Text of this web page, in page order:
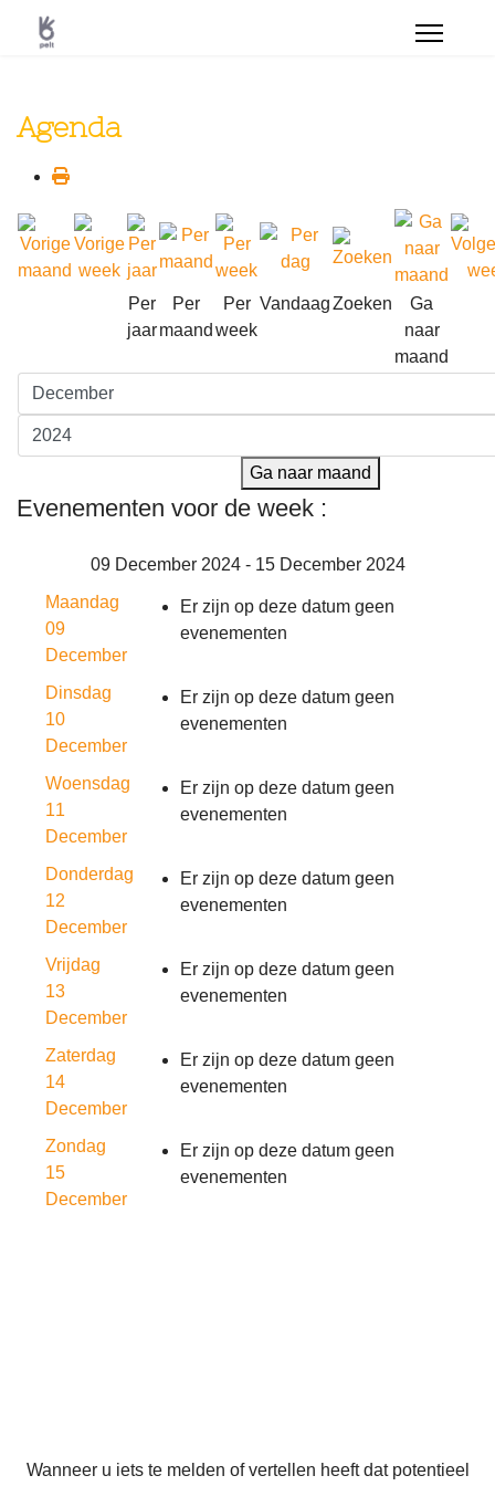
Agenda
Per
jaar
Per
maand
Per
week
VandaagZoeken
Ga
naar
maand
Ga naar maand
Evenementen voor de week :
09 December 2024 - 15 December 2024
Maandag
09
December
Er zijn op deze datum geen
evenementen
Dinsdag
10
December
Er zijn op deze datum geen
evenementen
Woensdag
11
December
Er zijn op deze datum geen
evenementen
Donderdag
12
December
Er zijn op deze datum geen
evenementen
Vrijdag
13
December
Er zijn op deze datum geen
evenementen
Zaterdag
14
December
Er zijn op deze datum geen
evenementen
Zondag
15
December
Er zijn op deze datum geen
evenementen
Wanneer u iets te melden of vertellen heeft dat potentieel